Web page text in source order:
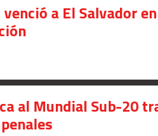
a El Salvador en
al Mundial Sub-20